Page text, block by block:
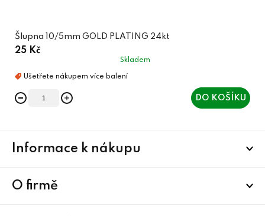
Šlupna 10/5mm GOLD PLATING 24kt
25 Kč
Skladem
DO KOŠÍKU
Informace k nákupu
O firmě